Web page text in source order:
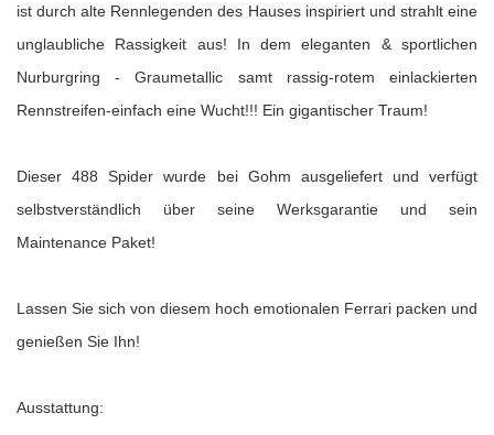
ist durch alte Rennlegenden des Hauses inspiriert und strahlt eine
unglaubliche Rassigkeit aus! In dem eleganten & sportlichen
Nurburgring - Graumetallic samt rassig-rotem einlackierten
Rennstreifen-einfach eine Wucht!!! Ein gigantischer Traum!
Dieser 488 Spider wurde bei Gohm ausgeliefert und verfügt
selbstverständlich über seine Werksgarantie und sein
Maintenance Paket!
Lassen Sie sich von diesem hoch emotionalen Ferrari packen und
genießen Sie Ihn!
Ausstattung: